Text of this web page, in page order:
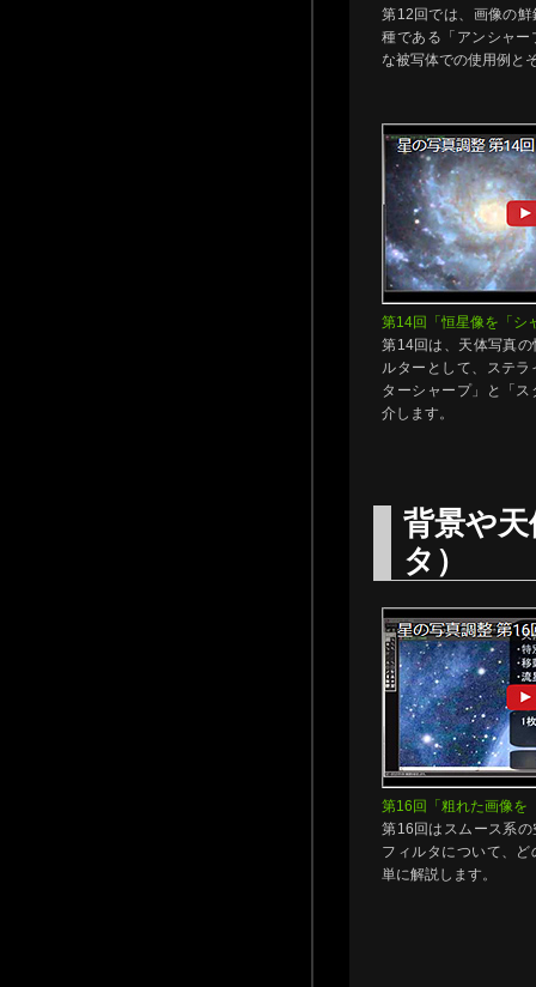
第12回では、画像の
種である「アンシャ
な被写体での使用例と
第14回「恒星像を「シ
第14回は、天体写真
ルターとして、ステ
ターシャープ」と「
介します。
背景や
タ）
第16回「粗れた画像を
第16回はスムース系
フィルタについて、
単に解説します。